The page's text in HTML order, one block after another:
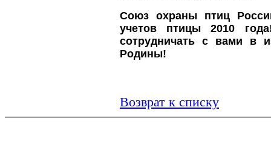
Союз охраны птиц
учетов птицы 2010
сотрудничать с вами в
Родины!
Возврат к списку